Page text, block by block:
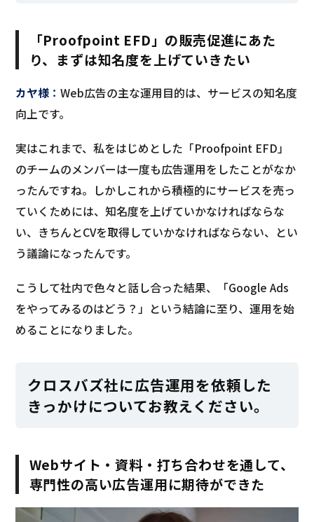
「Proofpoint EFD」の販売促進にあた
り、まずは知名度を上げていきたい
カヤ様 ：Web広告の主な運用目的は、サービスの知名度
向上です。
実はこれまで、私をはじめとした「Proofpoint EFD」
のチームのメンバーは一度も広告運用をしたことがなか
ったんですね。しかしこれから積極的にサービスを売っ
ていくためには、知名度を上げていかなければならな
い、きちんとCVを取得していかなければならない、とい
う議論になったんです。
こうして社内で色々と話し合った結果、「Google Ads
をやってみるのはどう？」という結論に至り、運用を始
めることになりました。
クロスバズ社に広告運用を依頼した
きっかけについてお教えください。
Webサイト・資料・打ち合わせを通して、
専門性の高い広告運用に期待ができた